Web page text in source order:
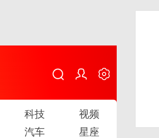
科技
视频
汽车
星座